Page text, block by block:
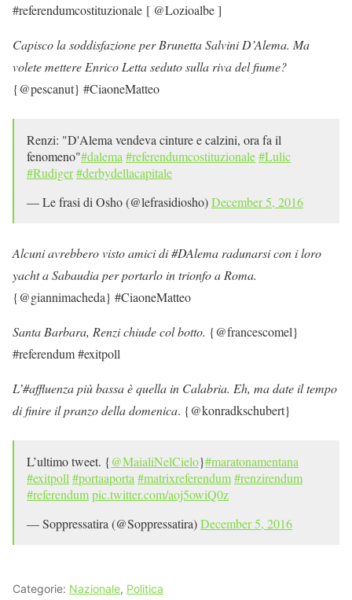
#referendumcostituzionale [ @Lozioalbe ]
Capisco la soddisfazione per Brunetta Salvini D’Alema. Ma
volete mettere Enrico Letta seduto sulla riva del fiume?
{@pescanut} #CiaoneMatteo
Renzi: "D'Alema vendeva cinture e calzini, ora fa il
fenomeno"#dalema #referendumcostituzionale#Lulic
#Rudiger#derbydellacapitale
— Le frasi di Osho (@lefrasidiosho)December 5, 2016
Alcuni avrebbero visto amici di #DAlema radunarsi con i loro
yacht a Sabaudia per portarlo in trionfo a Roma.
{@giannimacheda} #CiaoneMatteo
Santa Barbara, Renzi chiude col botto. {@francescomel}
#referendum #exitpoll
L’#affluenza più bassa è quella in Calabria. Eh, ma date il tempo
di finire il pranzo della domenica. {@konradkschubert}
L’ultimo tweet. {@MaialiNelCielo}#maratonamentana
#exitpoll #portaaporta #matrixreferendum#renzirendum
#referendumpic.twitter.com/aoj5owiQ0z
— Soppressatira (@Soppressatira)December 5, 2016
Categorie: Nazionale, Politica